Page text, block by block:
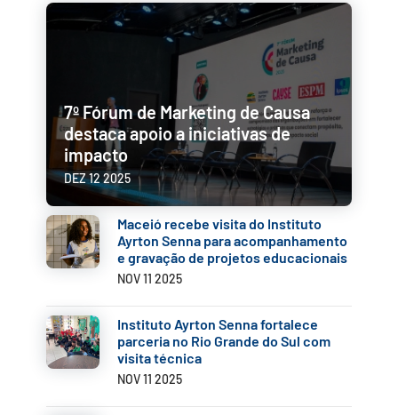
7º Fórum de Marketing de Causa
destaca apoio a iniciativas de
impacto
DEZ 12 2025
Maceió recebe visita do Instituto
Ayrton Senna para acompanhamento
e gravação de projetos educacionais
NOV 11 2025
Instituto Ayrton Senna fortalece
parceria no Rio Grande do Sul com
visita técnica
NOV 11 2025